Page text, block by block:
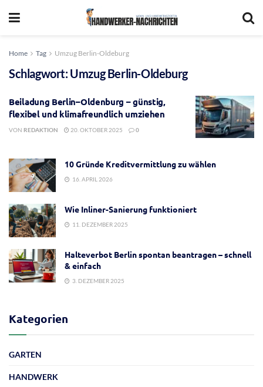
Home Tag Umzug Berlin-Oldeburg
Schlagwort:Umzug Berlin-Oldeburg
Beiladung Berlin–Oldenburg – günstig,
flexibel und klimafreundlich umziehen
VON REDAKTION 20. OKTOBER 2025 0
10 Gründe Kreditvermittlung zu wählen
16. APRIL 2026
Wie Inliner-Sanierung funktioniert
11. DEZEMBER 2025
Halteverbot Berlin spontan beantragen – schnell
& einfach
3. DEZEMBER 2025
Kategorien
GARTEN
HANDWERK